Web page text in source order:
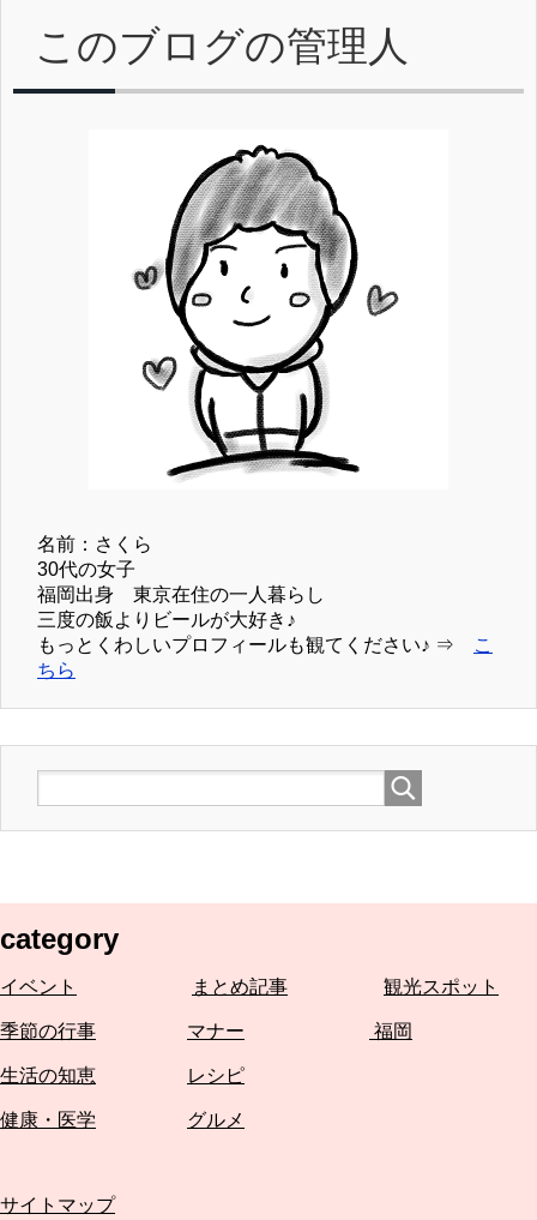
このブログの管理人
名前：さくら
30代の女子
福岡出身 東京在住の一人暮らし
三度の飯よりビールが大好き♪
もっとくわしいプロフィールも観てください♪ ⇒
こ
ちら
category
イベント まとめ記事 観光スポット
季節の行事 マナー 福岡
生活の知恵 レシピ
健康・医学 グルメ
サイトマップ